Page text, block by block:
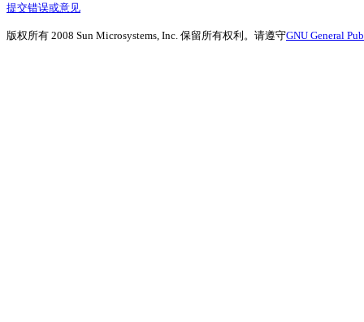
提交错误或意见
版权所有 2008 Sun Microsystems, Inc. 保留所有权利。请遵守GNU General